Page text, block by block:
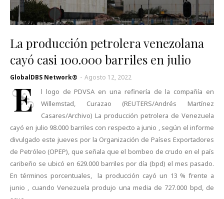
La producción petrolera venezolana
cayó casi 100.000 barriles en julio
GlobalDBS Network® - Agosto 12, 2022
E
l logo de PDVSA en una refinería de la compañía en
Willemstad, Curazao (REUTERS/Andrés Martínez
Casares/Archivo) La producción petrolera de Venezuela
cayó en julio 98.000 barriles con respecto a junio , según el informe
divulgado este jueves por la Organización de Países Exportadores
de Petróleo (OPEP), que señala que el bombeo de crudo en el país
caribeño se ubicó en 629.000 barriles por día (bpd) el mes pasado.
En términos porcentuales, la producción cayó un 13 % frente a
junio , cuando Venezuela produjo una media de 727.000 bpd, de